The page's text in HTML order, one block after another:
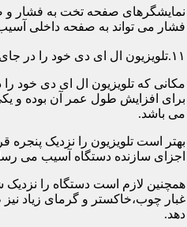
نمایشگرهای صفحه تخت به فشار
فشار می تواند به صفحه داخلی
۱۱.تلویزیون ال ای دی خود را در جای مناسب قرار دهید
مکانی که تلویزیون ال ای دی خود
برای افزایش طول عمر آن بوده و
می باشد.
بهتر است تلویزیون را نزدیک پنجره
اجزای سازنده دستگاه آسیب می
همچنین لازم است دستگاه را نزدیک
غبار چوب،خاکستر و گرمای زیاد
دهد.